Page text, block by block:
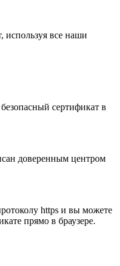
используя все наши
сертификат в
доверенным центром
https и вы можете
прямо в браузере.